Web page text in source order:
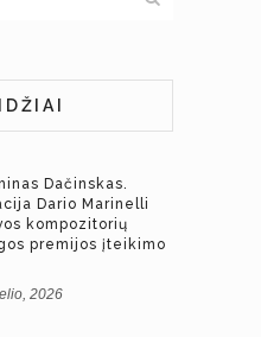
Dačinskas.
Dario Marinelli
kompozitorių
premijos įteikimo
2026